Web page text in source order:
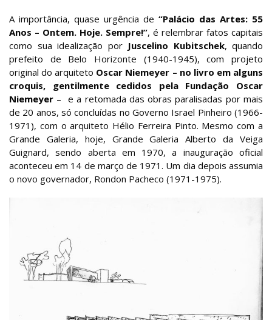
A importância, quase urgência de “Palácio das Artes: 55
Anos – Ontem. Hoje. Sempre!”, é relembrar fatos capitais
como sua idealização porJuscelino Kubitschek, quando
prefeito de Belo Horizonte (1940-1945), com projeto
original do arquiteto Oscar Niemeyer – no livro em alguns
croquis, gentilmente cedidos pela Fundação Oscar
Niemeyer – e a retomada das obras paralisadas por mais
de 20 anos, só concluídas no Governo Israel Pinheiro (1966-
1971), com o arquiteto Hélio Ferreira Pinto. Mesmo com a
Grande Galeria, hoje, Grande Galeria Alberto da Veiga
Guignard, sendo aberta em 1970, a inauguração oficial
aconteceu em 14 de março de 1971. Um dia depois assumia
o novo governador, Rondon Pacheco (1971-1975).